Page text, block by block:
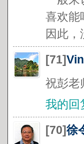
喜欢能
因此，
[71]
祝彭老
我的回
[70]徐